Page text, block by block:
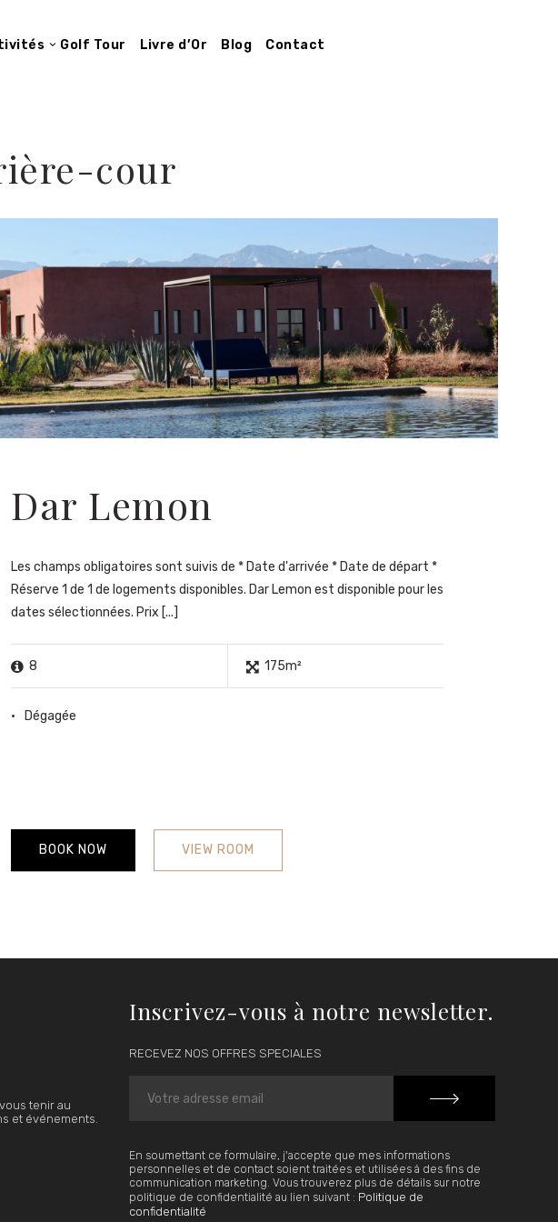
Golf Tour Livre d’Or Blog Contact
cour
Dar Lemon
Les champs obligatoires sont suivis de * Date d'arrivée * Date de départ *
Réserve 1 de 1 de logements disponibles. Dar Lemon est disponible pour les
dates sélectionnées. Prix [...]
8 175m²
Dégagée
VIEW ROOM
BOOK NOW
tenir au
et événements.
Inscrivez-vous à notre newsletter.
RECEVEZ NOS OFFRES SPECIALES
En soumettant ce formulaire, j'accepte que mes informations
personnelles et de contact soient traitées et utilisées à des fins de
communication marketing. Vous trouverez plus de détails sur notre
politique de confidentialité au lien suivant : Politique de
confidentialité